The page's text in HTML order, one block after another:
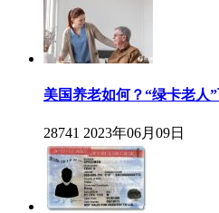
美国养老如何？“绿卡老人
28741 2023年06月09日